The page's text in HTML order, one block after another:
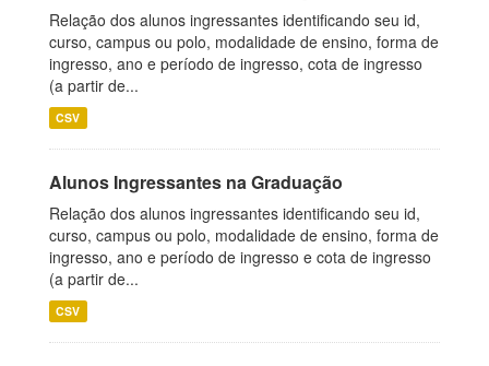
Relação dos alunos ingressantes identificando seu id,
curso, campus ou polo, modalidade de ensino, forma de
ingresso, ano e período de ingresso, cota de ingresso
(a partir de...
CSV
Alunos Ingressantes na Graduação
Relação dos alunos ingressantes identificando seu id,
curso, campus ou polo, modalidade de ensino, forma de
ingresso, ano e período de ingresso e cota de ingresso
(a partir de...
CSV